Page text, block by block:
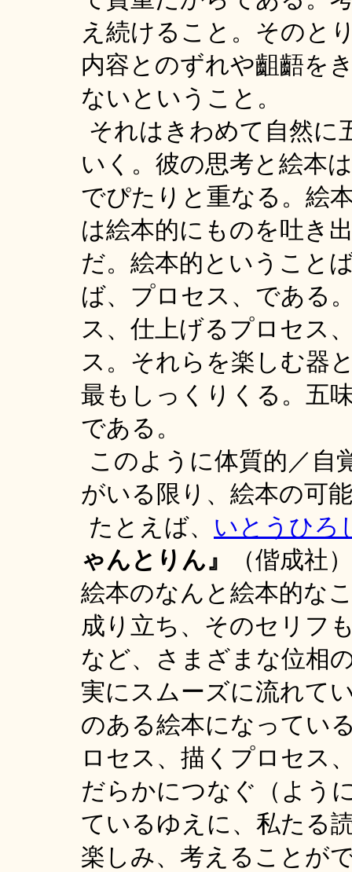
え続けること。そのと
内容とのずれや齟齬を
ないということ。
それはきわめて自然に
いく。彼の思考と絵本
でぴたりと重なる。絵
は絵本的にものを吐き
だ。絵本的ということ
ば、プロセス、である
ス、仕上げるプロセス
ス。それらを楽しむ器
最もしっくりくる。五
である。
このように体質的／自
がいる限り、絵本の可
たとえば、 いとうひろ
ゃんとりん』
（偕成社
絵本のなんと絵本的な
成り立ち、そのセリフ
など、さまざまな位相
実にスムーズに流れて
のある絵本になってい
ロセス、描くプロセス
だらかにつなぐ（よう
ているゆえに、私たる
楽しみ、考えることが